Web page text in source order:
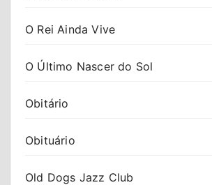
O Rei Ainda Vive
O Último Nascer do Sol
Obitário
Obituário
Old Dogs Jazz Club